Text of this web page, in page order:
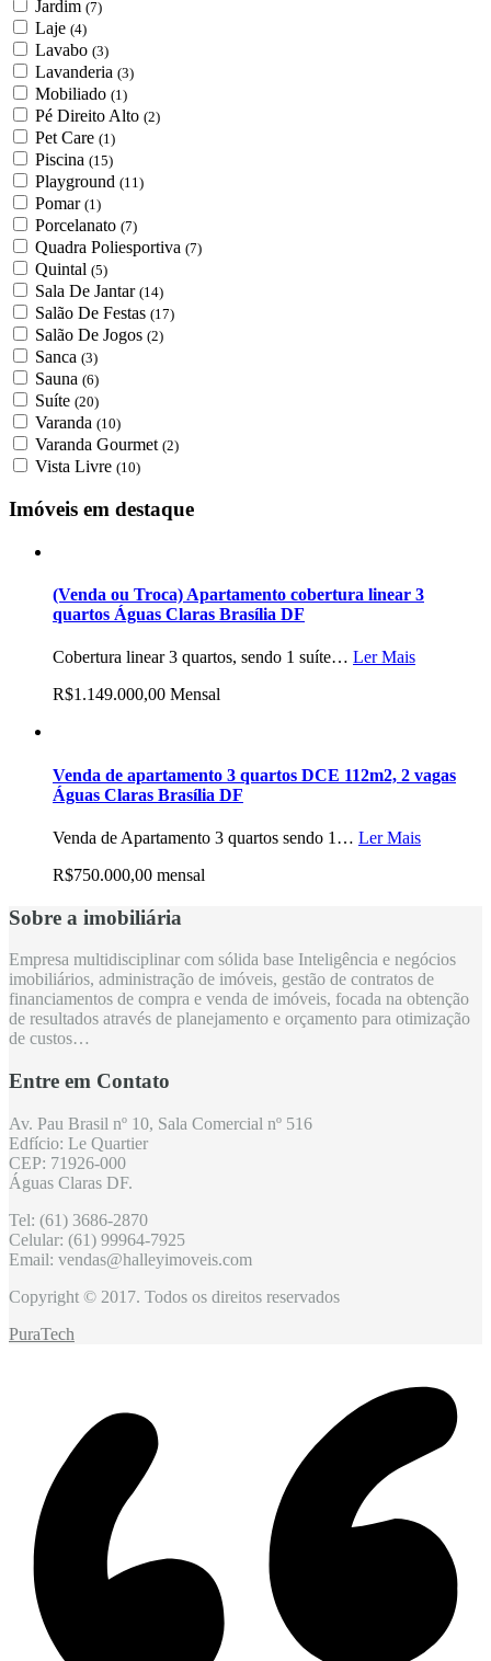
Jardim (7)
Laje (4)
Lavabo (3)
Lavanderia (3)
Mobiliado (1)
Pé Direito Alto (2)
Pet Care (1)
Piscina (15)
Playground (11)
Pomar (1)
Porcelanato (7)
Quadra Poliesportiva (7)
Quintal (5)
Sala De Jantar (14)
Salão De Festas (17)
Salão De Jogos (2)
Sanca (3)
Sauna (6)
Suíte (20)
Varanda (10)
Varanda Gourmet (2)
Vista Livre (10)
Imóveis em destaque
(Venda ou Troca) Apartamento cobertura linear 3
quartos Águas Claras Brasília DF
Cobertura linear 3 quartos, sendo 1 suíte… Ler Mais
R$1.149.000,00 Mensal
Venda de apartamento 3 quartos DCE 112m2, 2 vagas
Águas Claras Brasília DF
Venda de Apartamento 3 quartos sendo 1… Ler Mais
R$750.000,00 mensal
Sobre a imobiliária
Empresa multidisciplinar com sólida base Inteligência e negócios
imobiliários, administração de imóveis, gestão de contratos de
financiamentos de compra e venda de imóveis, focada na obtenção
de resultados através de planejamento e orçamento para otimização
de custos…
Entre em Contato
Av. Pau Brasil nº 10, Sala Comercial nº 516
Edfício: Le Quartier
CEP: 71926-000
Águas Claras DF.
Tel: (61) 3686-2870
Celular: (61) 99964-7925
Email: vendas@halleyimoveis.com
Copyright © 2017. Todos os direitos reservados
PuraTech